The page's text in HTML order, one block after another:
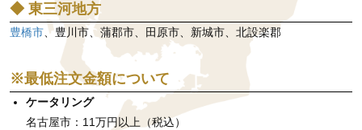
◆ 東三河地方
豊橋市、豊川市、蒲郡市、田原市、新城市、北設楽郡
※最低注文金額について
ケータリング
名古屋市：11万円以上（税込）